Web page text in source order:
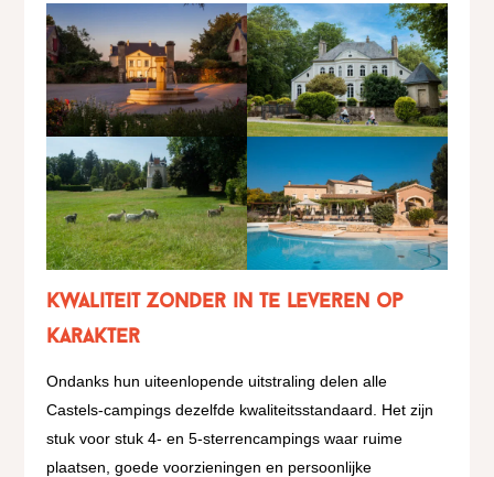
Kwaliteit zonder in te leveren op
karakter
Ondanks hun uiteenlopende uitstraling delen alle
Castels-campings dezelfde kwaliteitsstandaard. Het zijn
stuk voor stuk 4- en 5-sterrencampings waar ruime
plaatsen, goede voorzieningen en persoonlijke